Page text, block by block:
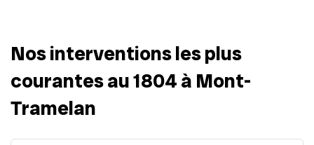
Nos interventions les plus
courantes au 1804 à Mont-
Tramelan